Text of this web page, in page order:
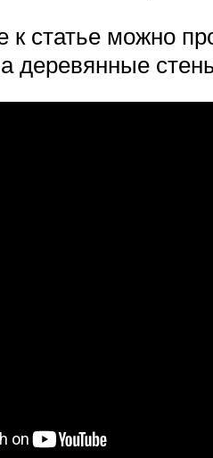
к статье можно
деревянные